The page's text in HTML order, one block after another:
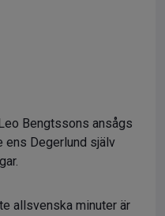
Bengtssons ansågs
ens Degerlund själv
allsvenska minuter är